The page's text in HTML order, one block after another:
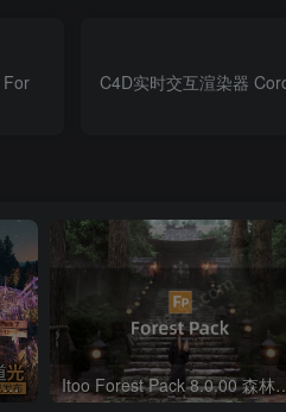
是艺术家工作流程的核心。目
值。UI被分为多个工具栏，这
包括将场景批量转换为ProxSi
入和清理，重新定制体量模
一无二，对于任何想要节省
For
C4D实时交互渲染器
Itoo Forest Pack 7 森林插件 For 3DSMAX 2014 ~ 2022 官方免费版 Itoo Forest Pack 8.0.00 森林植